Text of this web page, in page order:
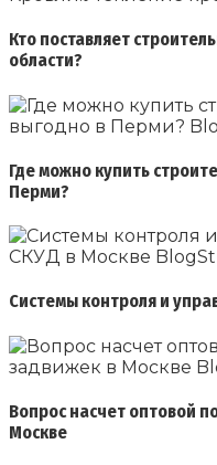
Кто поставляет
области?
Где можно купить
Перми?
Системы контроля и
Вопрос насчет оптовой
Москве